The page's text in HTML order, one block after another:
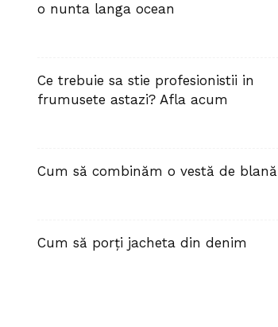
o nunta langa ocean
Ce trebuie sa stie profesionistii in
frumusete astazi? Afla acum
Cum să combinăm o vestă de blană
Cum să porți jacheta din denim